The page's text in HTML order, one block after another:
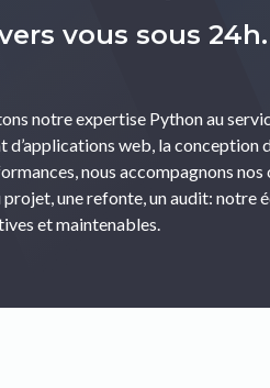
vous sous 24h.
notre expertise Python au
web, la conception
nous accompagnons nos
projet, une refonte, un audit: notre
et maintenables.